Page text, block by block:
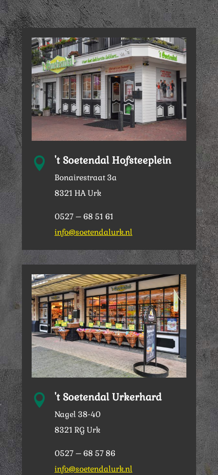
 't Soetendal Hofsteeplein
Bonairestraat 3a
8321 HA Urk
0527 – 68 51 61
info@soetendalurk.nl
 't Soetendal Urkerhard
Nagel 38-40
8321 RG Urk
0527 – 68 57 86
info@soetendalurk.nl